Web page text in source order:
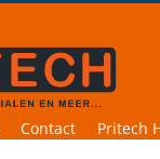
Contact Pritech